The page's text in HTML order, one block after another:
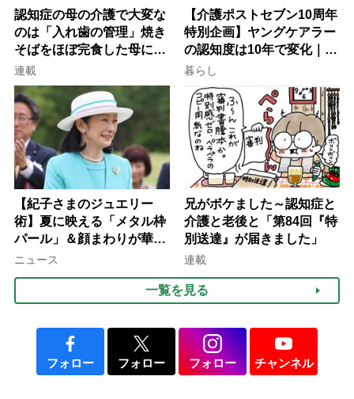
認知症の母の介護で大変な
のは「入れ歯の管理」焼き
そばをほぼ完食した母に息
子が血の気が引いた理由
連載
【介護ポストセブン10周年
特別企画】ヤングケアラー
の認知度は10年で変化｜流
行語大賞にノミネート、法
律にも明記されたが果たし
て現在は？
暮らし
【紀子さまのジュエリー
術】夏に映える「メタル枠
パール」＆顔まわりが華や
ぐ「揺れる一粒」の使い分
ニュース
兄がボケました～認知症と
介護と老後と「第84回『特
別送達』が届きました」
連載
一覧を見る
フォロー フォロー フォロー チャンネル